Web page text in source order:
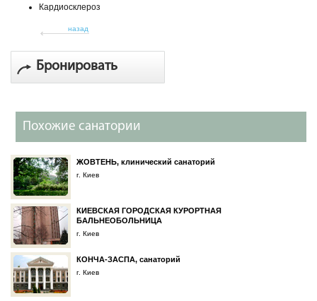
Кардиосклероз
назад
Бронировать
Похожие санатории
ЖОВТЕНЬ, клинический санаторий
г. Киев
КИЕВСКАЯ ГОРОДСКАЯ КУРОРТНАЯ
БАЛЬНЕОБОЛЬНИЦА
г. Киев
КОНЧА-ЗАСПА, санаторий
г. Киев